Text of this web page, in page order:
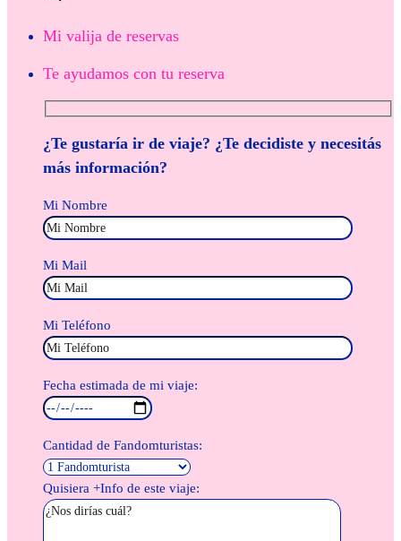
Mi valija de reservas
Te ayudamos con tu reserva
¿Te gustaría ir de viaje? ¿Te decidiste y necesitás
más información?
Mi Nombre
Mi Mail
Mi Teléfono
Fecha estimada de mi viaje:
Cantidad de Fandomturistas:
Quisiera +Info de este viaje: